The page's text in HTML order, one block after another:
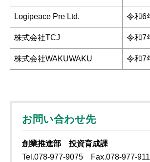
Logipeace Pre Ltd. 令和6
株式会社TCJ 令和7
株式会社WAKUWAKU 令和7
お問い合わせ先
創業推進部 投資育成課
Tel.078-977-9075 Fax.078-977-